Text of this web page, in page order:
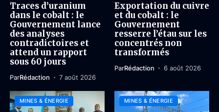
Traces d’uranium
dans le cobalt : le
Gouvernement lance
des analyses
contradictoires et
attend un rapport
sous 60 jours
ParRédaction 7 août 2026
Exportation du cuivre
et du cobalt : le
Gouvernement
resserre l’étau sur les
concentrés non
transformés
ParRédaction 6 août 2026
MINES & ÉNERGIE MINES & ÉNERGIE